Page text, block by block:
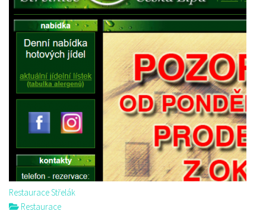
Restaurace Střelák
Restaurace